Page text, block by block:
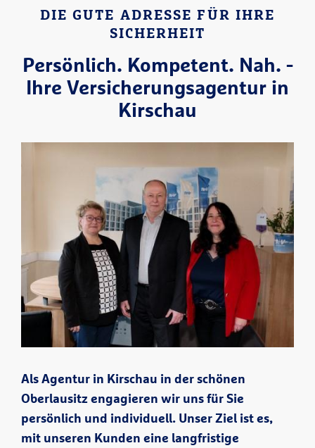
DIE GUTE ADRESSE FÜR IHRE
SICHERHEIT
Persönlich. Kompetent. Nah. -
Ihre Versicherungsagentur in
Kirschau
Als Agentur in Kirschau in der schönen
Oberlausitz engagieren wir uns für Sie
persönlich und individuell. Unser Ziel ist es,
mit unseren Kunden eine langfristige